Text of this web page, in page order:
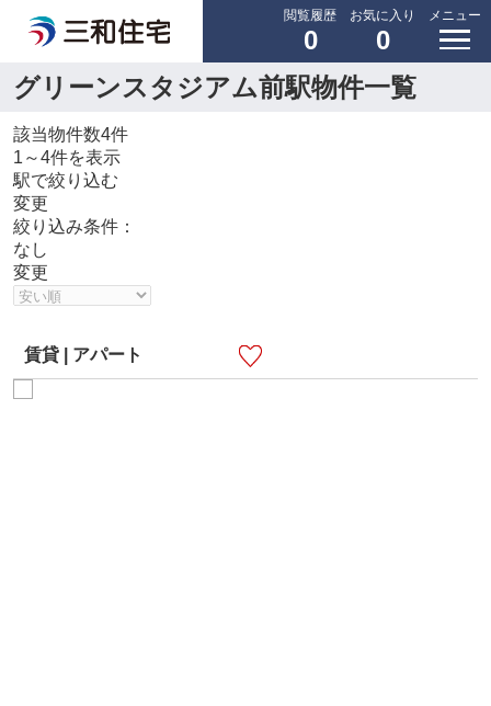
閲覧履歴
0
お気に入り
0
メニュー
グリーンスタジアム前駅物件一覧
該当物件数4件
1～4件を表示
駅で絞り込む
変更
絞り込み条件：
なし
変更
賃貸 | アパート